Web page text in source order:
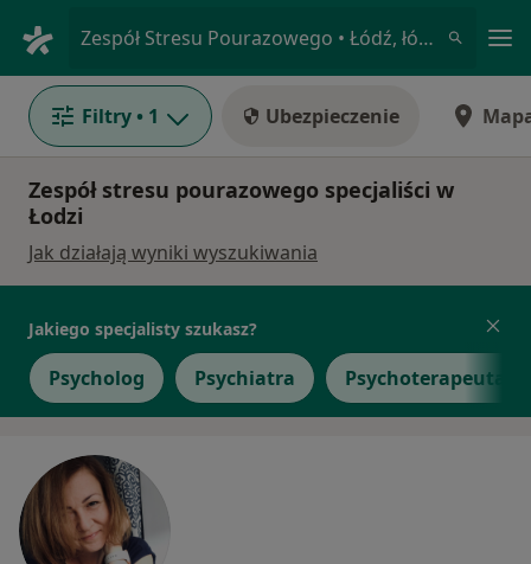
Zespół Stresu Pourazowego • Łódź, łódzkie
Filtry • 1 Ubezpieczenie
Zespół stresu pourazowego specjaliści w
Łodzi
Jak działają wyniki wyszukiwania
Jakiego specjalisty szukasz?
Psycholog Psychiatra Psychoterapeuta